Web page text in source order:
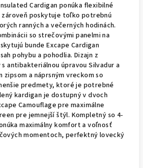
Cardigan ponúka flexibilné
zároveň poskytuje toľko potrebnú
ranných a večerných hodinách.
so strečovými panelmi na
bunde Excape Cardigan
pohybu a pohodlia. Dizajn z
antibakteriálnou úpravou Silvadur a
a náprsným vreckom so
predmety, ktoré je potrebné
kardigan je dostupný v dvoch
Camouflage pre maximálne
pre jemnejší štýl. Kompletný so 4-
maximálny komfort a voľnosť
momentoch, perfektný lovecký